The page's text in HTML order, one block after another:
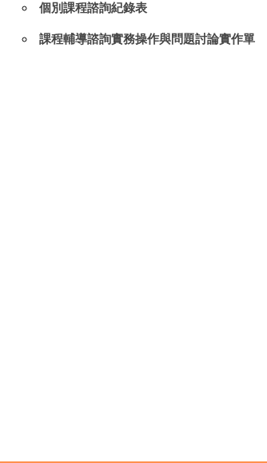
個別課程諮詢紀錄表
課程輔導諮詢實務操作與問題討論實作單